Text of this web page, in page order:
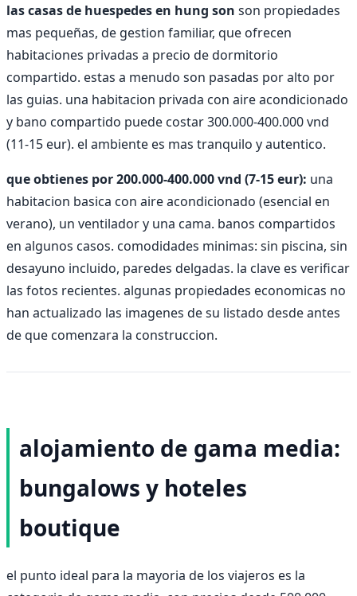
las casas de huespedes en hung son son propiedades
mas pequeñas, de gestion familiar, que ofrecen
habitaciones privadas a precio de dormitorio
compartido. estas a menudo son pasadas por alto por
las guias. una habitacion privada con aire acondicionado
y bano compartido puede costar 300.000-400.000 vnd
(11-15 eur). el ambiente es mas tranquilo y autentico.
que obtienes por 200.000-400.000 vnd (7-15 eur): una
habitacion basica con aire acondicionado (esencial en
verano), un ventilador y una cama. banos compartidos
en algunos casos. comodidades minimas: sin piscina, sin
desayuno incluido, paredes delgadas. la clave es verificar
las fotos recientes. algunas propiedades economicas no
han actualizado las imagenes de su listado desde antes
de que comenzara la construccion.
alojamiento de gama media:
bungalows y hoteles
boutique
el punto ideal para la mayoria de los viajeros es la